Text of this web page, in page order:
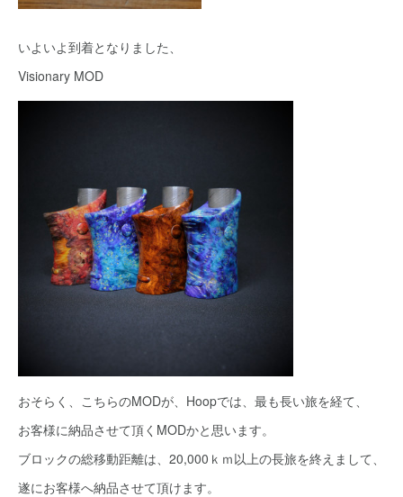
いよいよ到着となりました、
Visionary MOD
おそらく、こちらのMODが、Hoopでは、最も長い旅を経て、
お客様に納品させて頂くMODかと思います。
ブロックの総移動距離は、20,000ｋｍ以上の長旅を終えまして、
遂にお客様へ納品させて頂けます。